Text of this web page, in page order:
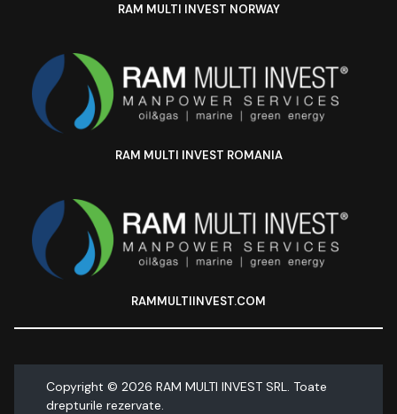
RAM MULTI INVEST NORWAY
RAM MULTI INVEST ROMANIA
RAMMULTIINVEST.COM
Copyright © 2026 RAM MULTI INVEST SRL. Toate
drepturile rezervate.